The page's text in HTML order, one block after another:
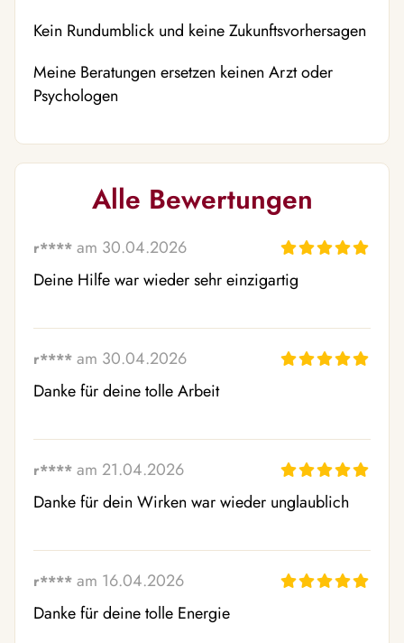
Kein Rundumblick und keine Zukunftsvorhersagen
Meine Beratungen ersetzen keinen Arzt oder
Psychologen
Alle Bewertungen
r**** am 30.04.2026
Deine Hilfe war wieder sehr einzigartig
r**** am 30.04.2026
Danke für deine tolle Arbeit
r**** am 21.04.2026
Danke für dein Wirken war wieder unglaublich
r**** am 16.04.2026
Danke für deine tolle Energie